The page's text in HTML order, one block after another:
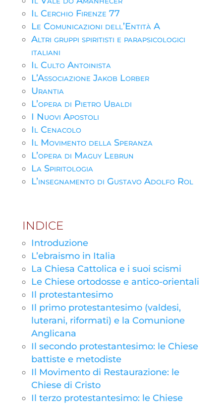
Il Cerchio Firenze 77
Le Comunicazioni dell’Entità A
Altri gruppi spiritisti e parapsicologici
italiani
Il Culto Antoinista
L’Associazione Jakob Lorber
Urantia
L’opera di Pietro Ubaldi
I Nuovi Apostoli
Il Cenacolo
Il Movimento della Speranza
L’opera di Maguy Lebrun
La Spiritologia
L’insegnamento di Gustavo Adolfo Rol
INDICE
Introduzione
L’ebraismo in Italia
La Chiesa Cattolica e i suoi scismi
Le Chiese ortodosse e antico-orientali
Il protestantesimo
Il primo protestantesimo (valdesi,
luterani, riformati) e la Comunione
Anglicana
Il secondo protestantesimo: le Chiese
battiste e metodiste
Il Movimento di Restaurazione: le
Chiese di Cristo
Il terzo protestantesimo: le Chiese